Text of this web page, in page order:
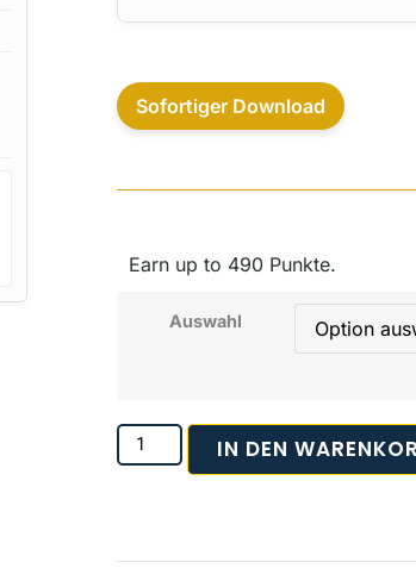
Sofortiger Download
Earn up to 490 Punkte.
Auswahl
IN DEN